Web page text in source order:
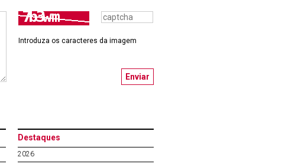
Introduza os caracteres da imagem
Destaques
2026